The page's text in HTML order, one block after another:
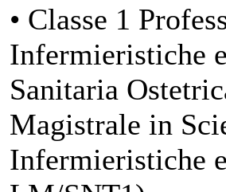
• Classe 1
Infermieristiche
Sanitaria
Magistrale in
Infermieristiche